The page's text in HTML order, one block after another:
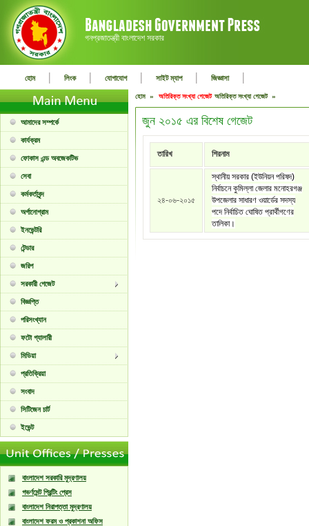
গনপ্রজাতন্ত্রী বাংলাদেশ সরকার
হোম | লিংক | যোগাযোগ | সাইট ম্যাপ | জিজ্ঞাসা |
আমাদের সম্পর্কে
কার্যক্রম
ফোকাস এন্ড অবজেকটিভ
সেবা
কর্মকর্তাবৃন্দ
অর্গানোগ্রাম
ইনভেন্টরি
টেন্ডার
জরিপ
সরকারী গেজেট
বিজ্ঞপ্তি
পরিসংখ্যান
ফটো গ্যালারী
মিডিয়া
প্রতিক্রিয়া
সংবাদ
সিটিজেন চার্ট
ইভেন্ট
বাংলাদেশ সরকারি মুদ্রণালয়
গভর্ণমেন্ট প্রিন্টিং প্রেস
বাংলাদেশ নিরাপত্তা মুদ্রণালয়
বাংলাদেশ ফরম ও প্রকাশনা অফিস
হোম » অতিরিক্ত সংখ্যা গেজেট অতিরিক্ত সংখ্যা গেজেট »
জুন ২০১৫ এর বিশেষ গেজেট
তারিখ শিরনাম
২৪-০৬-২০১৫
স্থানীয় সরকার (ইউনিয়ন পরিষদ)
নির্বাচনে কুমিল্লা জেলার মনোহরগঞ্জ
উপজেলার সাধারণ ওয়ার্ডের সদস্য
পদে নির্বাচিত ঘোষিত প্রার্থীগণের
তালিকা।